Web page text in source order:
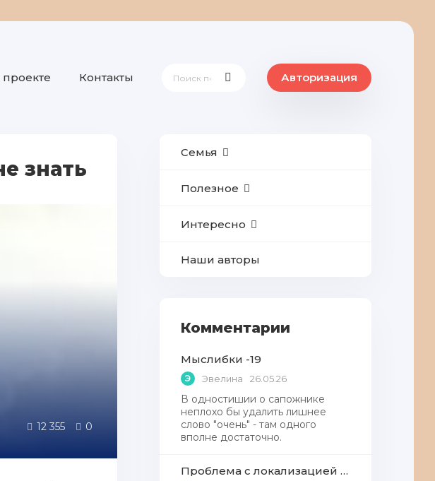
Контакты Авторизация
знать
12 355 0
Семья
Полезное
Интересно
Наши авторы
Комментарии
Мыслибки -19
Э Эвелина 26.05.26
В одностишии о сапожнике
неплохо бы удалить лишнее
слово "очень" - там одного
вполне достаточно.
Проблема с локализацией языков Windows Defender, Microsoft Store в Windows 11